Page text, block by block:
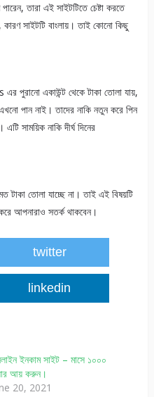
তারা এই সাইটটিতে চেষ্টা করতে
কারণ সাইটটি বাংলায়। তাই কোনো কিছু
পুরানো একাউন্ট থেকে টাকা তোলা যায়,
পান নাই। তাদের নাকি নতুন করে পিন
সাময়িক নাকি দীর্ঘ দিনের
তোলা যাচ্ছে না। তাই এই বিষয়টি
আপনারাও সতর্ক থাকবেন।
twitter
linkedin
ইনকাম সাইট – মাসে ১০০০
আয় করুন।
20, 2021